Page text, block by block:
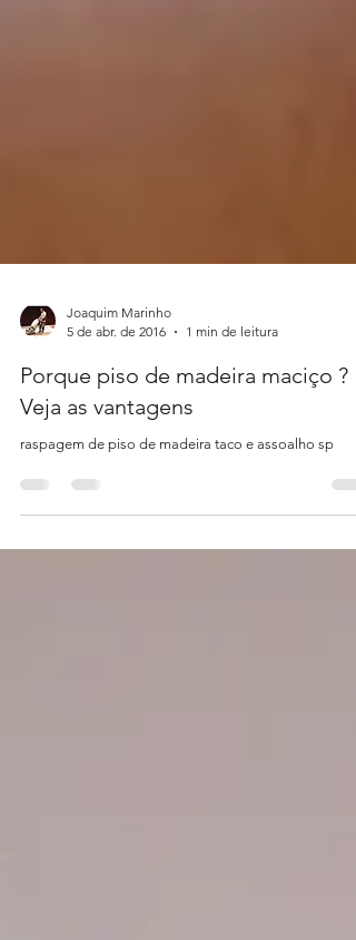
5 de abr. de 2016
1 min de leitura
Porque piso de madeira maciço ?
Veja as vantagens
raspagem de piso de madeira taco e assoalho sp